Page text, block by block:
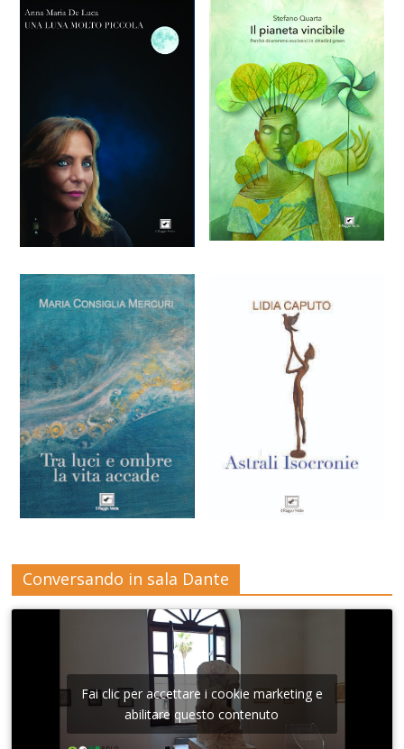
Conversando in sala Dante
Fai clic per accettare i cookie marketing e
abilitare questo contenuto